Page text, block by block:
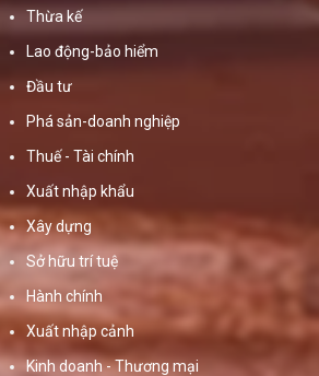
Thừa kế
Lao động-bảo hiểm
Đầu tư
Phá sản-doanh nghiệp
Thuế - Tài chính
Xuất nhập khẩu
Xây dựng
Sở hữu trí tuệ
Hành chính
Xuất nhập cảnh
Kinh doanh - Thương mại